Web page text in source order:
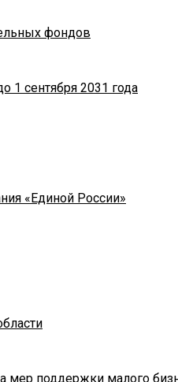
фондов
1 сентября 2031 года
«Единой России»
мер поддержки малого